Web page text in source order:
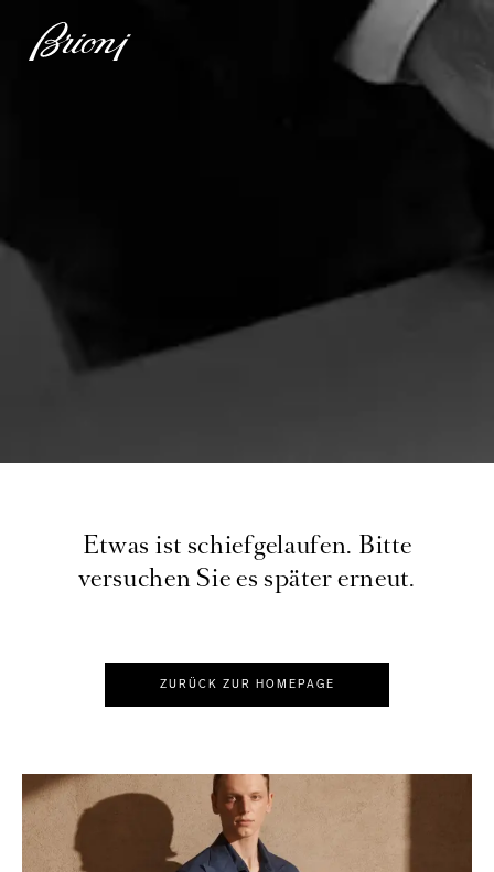
Etwas ist schiefgelaufen. Bitte
versuchen Sie es später erneut.
ZURÜCK ZUR HOMEPAGE